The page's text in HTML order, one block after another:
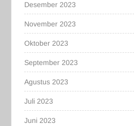
Desember 2023
November 2023
Oktober 2023
September 2023
Agustus 2023
Juli 2023
Juni 2023